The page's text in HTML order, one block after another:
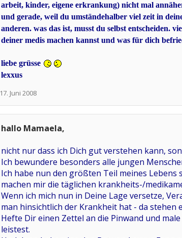
arbeit, kinder, eigene erkrankung) nicht mal
und gerade, weil du umständehalber viel zeit in
anderen. was das ist, musst du selbst entscheiden.
deiner medis machen kannst und was für dich
liebe grüsse
lexxus
17. Juni 2008
hallo Mamaela,
nicht nur dass ich Dich gut verstehen kann,
Ich bewundere besonders alle jungen
Ich habe nun den größten Teil meines
machen mir die täglichen krankheits-/
Wenn ich mich nun in Deine Lage versetze,
man hinsichtlich der Krankheit hat - da stehen
Hefte Dir einen Zettel an die Pinwand und
leistest.